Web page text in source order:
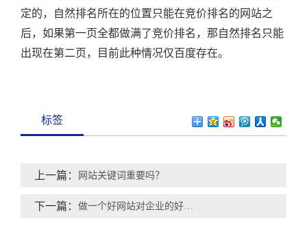
定的，自然排名所在的位置只能在竞价排名的网站之
后，如果第一页全都做满了竞价排名，那自然排名只能
出现在第二页，目前此种情况仅百度存在。
标签
上一篇： 网站关键词重要吗？
下一篇： 做一个好网站对企业的好处和重要性